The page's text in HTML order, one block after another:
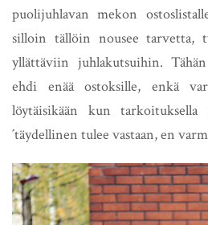
puolijuhlavan mekon
silloin tällöin nousee tarvetta,
yllättäviin juhlakutsuihin.
ehdi enää ostoksille, enkä
löytäisikään kun
´täydellinen tulee vastaan, en